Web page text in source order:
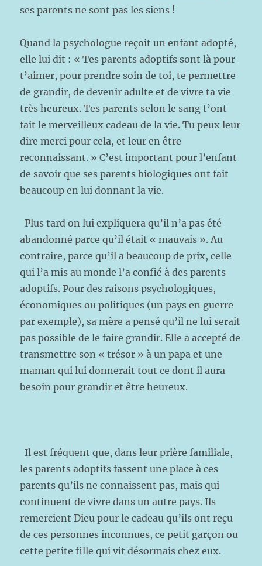
ses parents ne sont pas les siens !
Quand la psychologue reçoit un enfant adopté,
elle lui dit : « Tes parents adoptifs sont là pour
t’aimer, pour prendre soin de toi, te permettre
de grandir, de devenir adulte et de vivre ta vie
très heureux. Tes parents selon le sang t’ont
fait le merveilleux cadeau de la vie. Tu peux leur
dire merci pour cela, et leur en être
reconnaissant. » C’est important pour l’enfant
de savoir que ses parents biologiques ont fait
beaucoup en lui donnant la vie.
Plus tard on lui expliquera qu’il n’a pas été
abandonné parce qu’il était « mauvais ». Au
contraire, parce qu’il a beaucoup de prix, celle
qui l’a mis au monde l’a confié à des parents
adoptifs. Pour des raisons psychologiques,
économiques ou politiques (un pays en guerre
par exemple), sa mère a pensé qu’il ne lui serait
pas possible de le faire grandir. Elle a accepté de
transmettre son « trésor » à un papa et une
maman qui lui donnerait tout ce dont il aura
besoin pour grandir et être heureux.
Il est fréquent que, dans leur prière familiale,
les parents adoptifs fassent une place à ces
parents qu’ils ne connaissent pas, mais qui
continuent de vivre dans un autre pays. Ils
remercient Dieu pour le cadeau qu’ils ont reçu
de ces personnes inconnues, ce petit garçon ou
cette petite fille qui vit désormais chez eux.